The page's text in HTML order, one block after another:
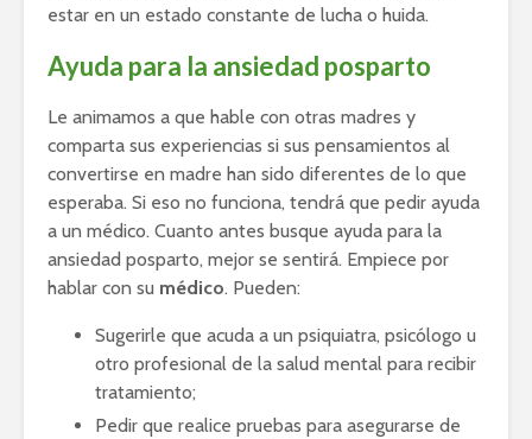
estar en un estado constante de lucha o huida.
Ayuda para la ansiedad posparto
Le animamos a que hable con otras madres y
comparta sus experiencias si sus pensamientos al
convertirse en madre han sido diferentes de lo que
esperaba. Si eso no funciona, tendrá que pedir ayuda
a un médico. Cuanto antes busque ayuda para la
ansiedad posparto, mejor se sentirá. Empiece por
hablar con su médico. Pueden:
Sugerirle que acuda a un psiquiatra, psicólogo u
otro profesional de la salud mental para recibir
tratamiento;
Pedir que realice pruebas para asegurarse de